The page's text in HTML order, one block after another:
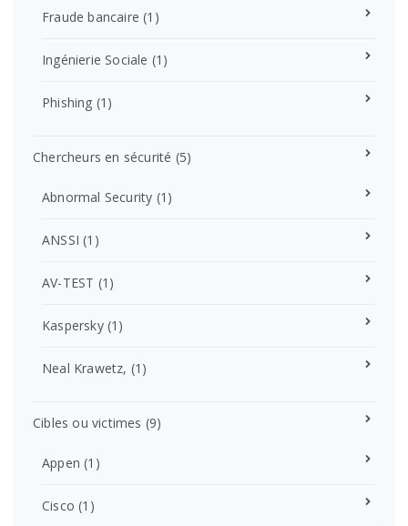
Fraude bancaire (1)
Ingénierie Sociale (1)
Phishing (1)
Chercheurs en sécurité (5)
Abnormal Security (1)
ANSSI (1)
AV-TEST (1)
Kaspersky(1)
Neal Krawetz, (1)
Cibles ou victimes (9)
Appen (1)
Cisco (1)